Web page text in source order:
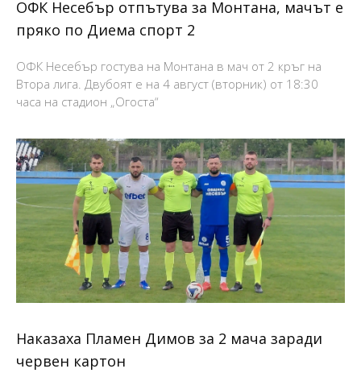
ОФК Несебър отпътува за Монтана, мачът е
пряко по Диема спорт 2
ОФК Несебър гостува на Монтана в мач от 2 кръг на
Втора лига. Двубоят е на 4 август (вторник) от 18:30
часа на стадион „Огоста“
Наказаха Пламен Димов за 2 мача заради
червен картон